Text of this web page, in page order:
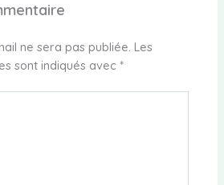
ne sera pas publiée. Les
sont indiqués avec *